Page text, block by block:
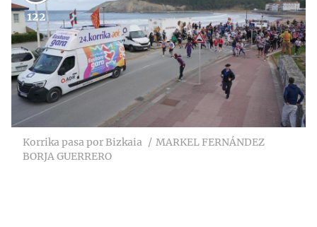
122
Korrika pasa por Bizkaia
MARKEL FERNÁNDEZ
BORJA GUERRERO